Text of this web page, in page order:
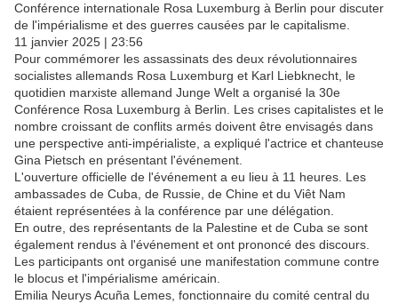
Conférence internationale Rosa Luxemburg à Berlin pour discuter
de l'impérialisme et des guerres causées par le capitalisme.
11 janvier 2025 | 23:56
Pour commémorer les assassinats des deux révolutionnaires
socialistes allemands Rosa Luxemburg et Karl Liebknecht, le
quotidien marxiste allemand Junge Welt a organisé la 30e
Conférence Rosa Luxemburg à Berlin. Les crises capitalistes et le
nombre croissant de conflits armés doivent être envisagés dans
une perspective anti-impérialiste, a expliqué l'actrice et chanteuse
Gina Pietsch en présentant l'événement.
L'ouverture officielle de l'événement a eu lieu à 11 heures. Les
ambassades de Cuba, de Russie, de Chine et du Viêt Nam
étaient représentées à la conférence par une délégation.
En outre, des représentants de la Palestine et de Cuba se sont
également rendus à l'événement et ont prononcé des discours.
Les participants ont organisé une manifestation commune contre
le blocus et l'impérialisme américain.
Emilia Neurys Acuña Lemes, fonctionnaire du comité central du